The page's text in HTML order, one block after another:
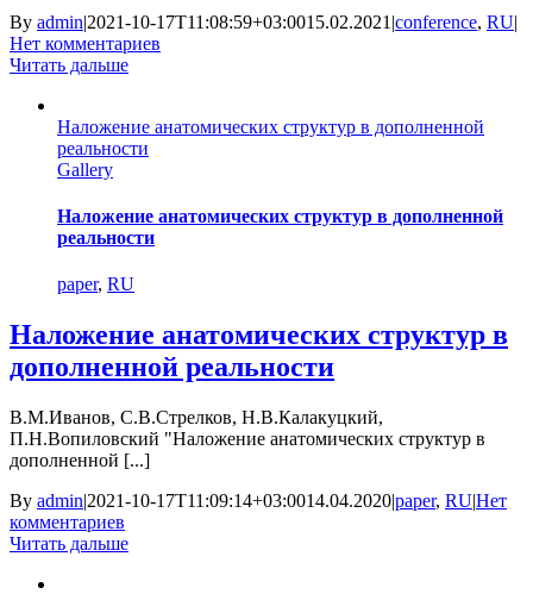
By admin|2021-10-17T11:08:59+03:0015.02.2021 |conference, RU|
Нет комментариев
Читать дальше
Наложение анатомических структур в дополненной
реальности
Gallery
Наложение анатомических структур в дополненной
реальности
paper, RU
Наложение анатомических структур в
дополненной реальности
В.М.Иванов, С.В.Стрелков, Н.В.Калакуцкий,
П.Н.Вопиловский "Наложение анатомических структур в
дополненной [...]
By admin|2021-10-17T11:09:14+03:0014.04.2020|paper, RU|Нет
комментариев
Читать дальше